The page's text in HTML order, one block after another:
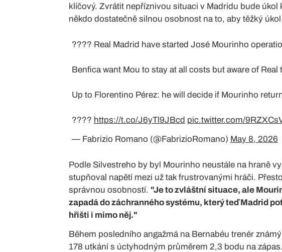
klíčový. Zvrátit nepříznivou situaci v Madridu bude
někdo dostatečně silnou osobnost na to, aby těžký
???? Real Madrid have started José Mourinho
Benfica want Mou to stay at all costs but aware of
Up to Florentino Pérez: he will decide if Mourinho
???? https://t.co/J6yTl9JBcd pic.twitter.com/
— Fabrizio Romano (@FabrizioRomano) May 8, 2026
Podle Silvestreho by byl Mourinho neustále na hraně
stupňoval napětí mezi už tak frustrovanými hráči.
správnou osobností. "Je to zvláštní situace, ale
zapadá do záchranného systému, který teď Madrid
hřišti i mimo něj."
Během posledního angažmá na Bernabéu trenér
178 utkání s úctyhodným průměrem 2,3 bodu na